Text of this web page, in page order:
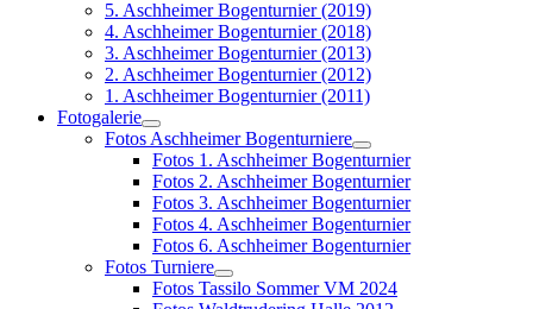
5. Aschheimer Bogenturnier (2019)
4. Aschheimer Bogenturnier (2018)
3. Aschheimer Bogenturnier (2013)
2. Aschheimer Bogenturnier (2012)
1. Aschheimer Bogenturnier (2011)
Fotogalerie
Fotos Aschheimer Bogenturniere
Fotos 1. Aschheimer Bogenturnier
Fotos 2. Aschheimer Bogenturnier
Fotos 3. Aschheimer Bogenturnier
Fotos 4. Aschheimer Bogenturnier
Fotos 6. Aschheimer Bogenturnier
Fotos Turniere
Fotos Tassilo Sommer VM 2024